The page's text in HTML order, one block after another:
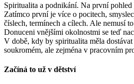
Spiritualita a podnikání. Na první
Zatímco první je více o pocitech,
číslech, termínech a cílech. Ale nemusí
Donuceni vnějšími okolnostmi se teď
V době, kdy by spiritualita měla
soukromém, ale zejména v pracovním
Začíná to už v dětství